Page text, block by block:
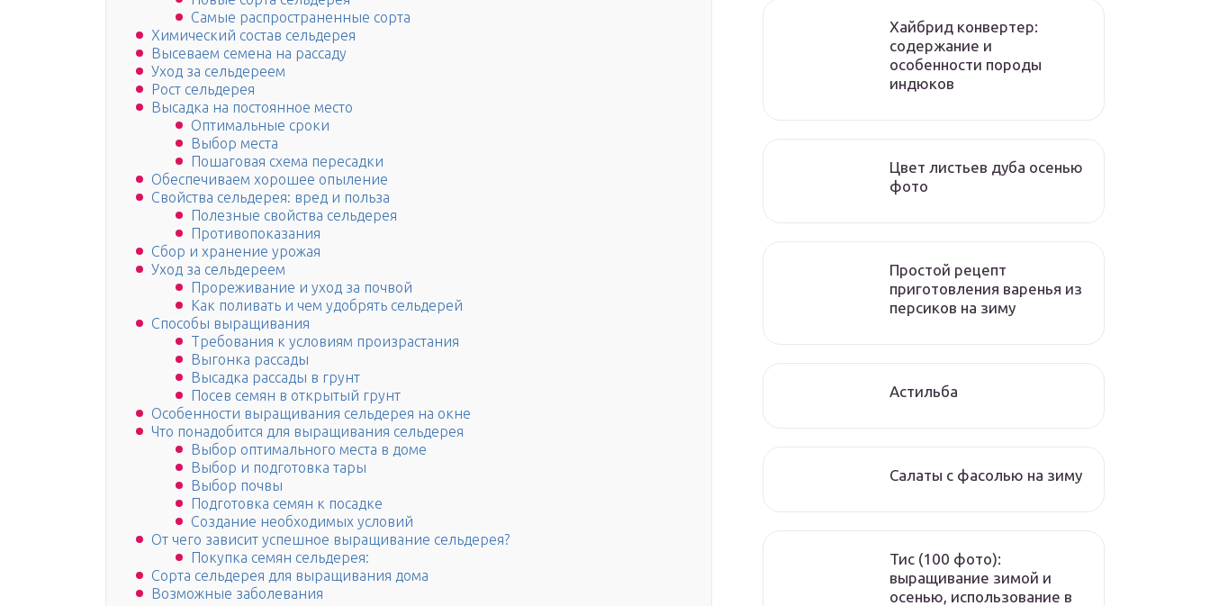
Самые распространенные сорта
Химический состав сельдерея
Высеваем семена на рассаду
Уход за сельдереем
Рост сельдерея
Высадка на постоянное место
Оптимальные сроки
Выбор места
Пошаговая схема пересадки
Обеспечиваем хорошее опыление
Свойства сельдерея: вред и польза
Полезные свойства сельдерея
Противопоказания
Сбор и хранение урожая
Уход за сельдереем
Прореживание и уход за почвой
Как поливать и чем удобрять сельдерей
Способы выращивания
Требования к условиям произрастания
Выгонка рассады
Высадка рассады в грунт
Посев семян в открытый грунт
Особенности выращивания сельдерея на окне
Что понадобится для выращивания сельдерея
Выбор оптимального места в доме
Выбор и подготовка тары
Выбор почвы
Подготовка семян к посадке
Создание необходимых условий
От чего зависит успешное выращивание сельдерея?
Покупка семян сельдерея:
Сорта сельдерея для выращивания дома
Возможные заболевания
Хайбрид конвертер:
содержание и
особенности породы
индюков
Цвет листьев дуба осенью
фото
Простой рецепт
приготовления варенья из
персиков на зиму
Астильба
Салаты с фасолью на зиму
Тис (100 фото):
выращивание зимой и
осенью, использование в